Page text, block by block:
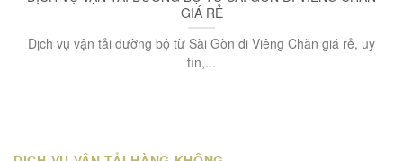
GIÁ RẺ
Dịch vụ vận tải đường bộ từ Sài Gòn đi Viêng Chăn giá rẻ, uy
tín,...